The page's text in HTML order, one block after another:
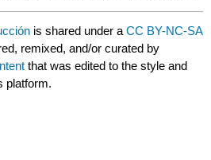
is shared under aCC BY-NC-SA
remixed, and/or curated by
that was edited to the style and
platform.